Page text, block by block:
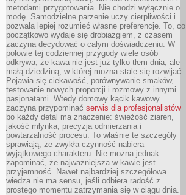
metodami przygotowania. Nie chodzi wyłącznie o
modę. Samodzielne parzenie uczy cierpliwości i
pozwala lepiej rozumieć własne preferencje. To, co
początkowo wydaje się drobiazgiem, z czasem
zaczyna decydować o całym doświadczeniu. W
połowie tej codziennej przygody wiele osób
odkrywa, że kawa nie jest już tylko tłem dnia, ale
małą dziedziną, w której można stale się rozwijać.
Pojawia się ciekawość, porównywanie smaków,
testowanie nowych proporcji i rozmowy z innymi
pasjonatami. Wtedy domowy kącik kawowy
zaczyna przypominać serwis dla profesjonalistów
bo każdy detal ma znaczenie: świeżość ziaren,
jakość młynka, precyzja odmierzania i
powtarzalność procesu. To właśnie te szczegóły
sprawiają, że zwykła czynność nabiera
wyjątkowego charakteru. Nie można jednak
zapominać, że najważniejsza w kawie jest
przyjemność. Nawet najbardziej szczegółowa
wiedza nie ma sensu, jeśli odbiera radość z
prostego momentu zatrzymania się w ciągu dnia.